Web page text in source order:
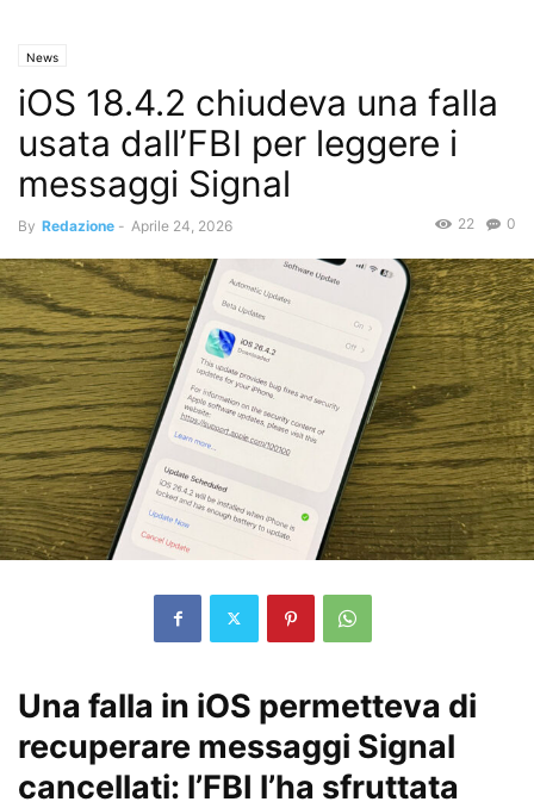
News
iOS 18.4.2 chiudeva una falla
usata dall’FBI per leggere i
messaggi Signal
By Redazione - Aprile 24, 2026 0
22
Una falla in iOS permetteva di
recuperare messaggi Signal
cancellati: l’FBI l’ha sfruttata